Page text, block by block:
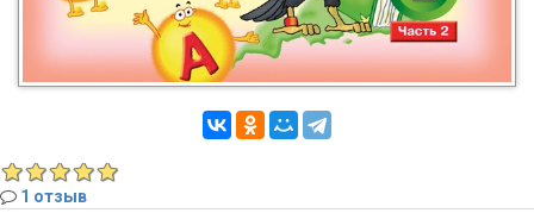
1 отзыв